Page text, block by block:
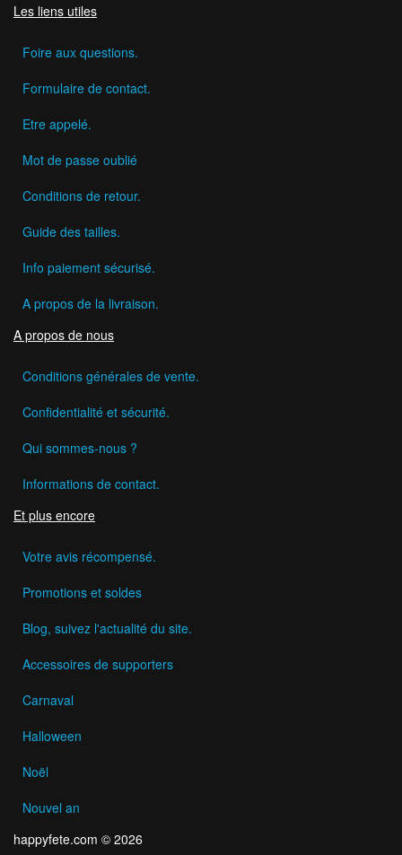
Les liens utiles
Foire aux questions.
Formulaire de contact.
Etre appelé.
Mot de passe oublié
Conditions de retour.
Guide des tailles.
Info paiement sécurisé.
A propos de la livraison.
A propos de nous
Conditions générales de vente.
Confidentialité et sécurité.
Qui sommes-nous ?
Informations de contact.
Et plus encore
Votre avis récompensé.
Promotions et soldes
Blog, suivez l'actualité du site.
Accessoires de supporters
Carnaval
Halloween
Noël
Nouvel an
happyfete.com © 2026